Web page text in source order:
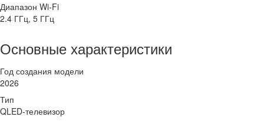
Диапазон Wi-Fi
2.4 ГГц, 5 ГГц
Основные характеристики
Год создания модели
2026
Тип
QLED-телевизор